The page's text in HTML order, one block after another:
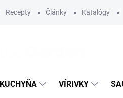
Recepty Články Katalógy
KUCHYŇA VÍRIVKY